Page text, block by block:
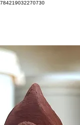
784219032270730